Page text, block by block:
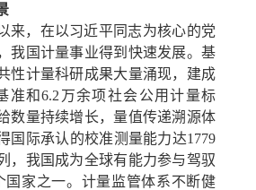
来，在以习近平同志为核心的党
我国计量事业得到快速发展。基
性计量科研成果大量涌现，建成
准和6.2万余项社会公用计量标
数量持续增长，量值传递溯源体
国际承认的校准测量能力达1779
，我国成为全球有能力参与驾驭
国家之一。计量监管体系不断健